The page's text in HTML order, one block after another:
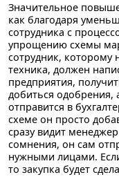
Значительное
как благодаря
сотрудника с
упрощению схемы
сотрудник, которому
техника, должен
предприятия,
добиться одобрения,
отправится в
схеме он просто
сразу видит
сомнения, он сам
нужными лицами.
то закупка будет